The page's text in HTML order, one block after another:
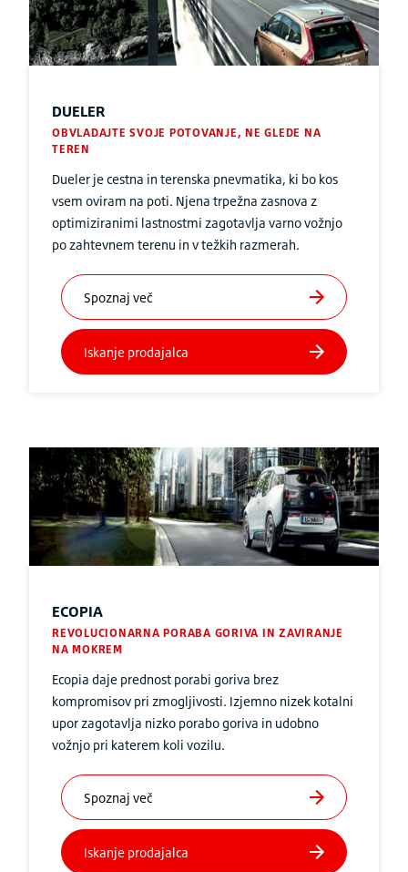
DUELER
OBVLADAJTE SVOJE POTOVANJE, NE GLEDE NA
TEREN
Dueler je cestna in terenska pnevmatika, ki bo kos
vsem oviram na poti. Njena trpežna zasnova z
optimiziranimi lastnostmi zagotavlja varno vožnjo
po zahtevnem terenu in v težkih razmerah.
ECOPIA
REVOLUCIONARNA PORABA GORIVA IN ZAVIRANJE
NA MOKREM
Ecopia daje prednost porabi goriva brez
kompromisov pri zmogljivosti. Izjemno nizek kotalni
upor zagotavlja nizko porabo goriva in udobno
vožnjo pri katerem koli vozilu.